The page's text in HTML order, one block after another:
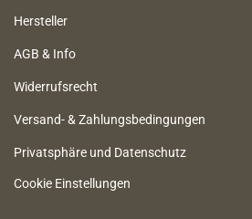
Hersteller
AGB & Info
Widerrufsrecht
Versand- & Zahlungsbedingungen
Privatsphäre und Datenschutz
Cookie Einstellungen